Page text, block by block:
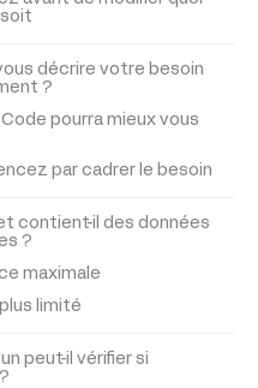
décrire votre besoin
?
pourra mieux vous
par cadrer le besoin
contient-il des données
?
maximale
limité
peut-il vérifier si